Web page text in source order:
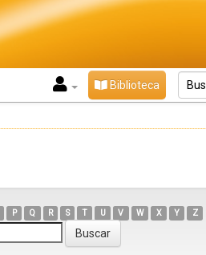
Biblioteca
P Q R S T U V W X Y Z